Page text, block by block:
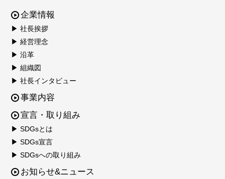
企業情報
▶ 社長挨拶
▶ 経営理念
▶ 沿革
▶ 組織図
▶ 社長インタビュー
事業内容
宣言・取り組み
▶ SDGsとは
▶ SDGs宣言
▶ SDGsへの取り組み
お知らせ&ニュース